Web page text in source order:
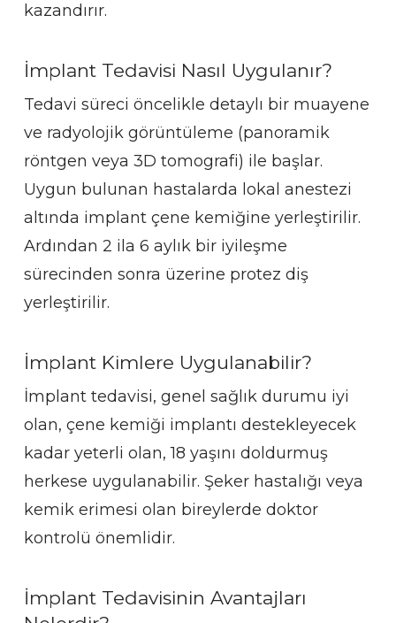
kazandırır.
İmplant Tedavisi Nasıl Uygulanır?
Tedavi süreci öncelikle detaylı bir muayene
ve radyolojik görüntüleme (panoramik
röntgen veya 3D tomografi) ile başlar.
Uygun bulunan hastalarda lokal anestezi
altında implant çene kemiğine yerleştirilir.
Ardından 2 ila 6 aylık bir iyileşme
sürecinden sonra üzerine protez diş
yerleştirilir.
İmplant Kimlere Uygulanabilir?
İmplant tedavisi, genel sağlık durumu iyi
olan, çene kemiği implantı destekleyecek
kadar yeterli olan, 18 yaşını doldurmuş
herkese uygulanabilir. Şeker hastalığı veya
kemik erimesi olan bireylerde doktor
kontrolü önemlidir.
İmplant Tedavisinin Avantajları